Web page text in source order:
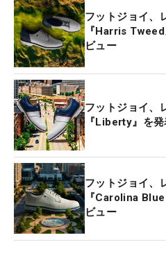
フットジョイ、
『Harris
ビュー
フットジョイ、
『Liberty』を
フットジョイ、
『Carolina
ビュー